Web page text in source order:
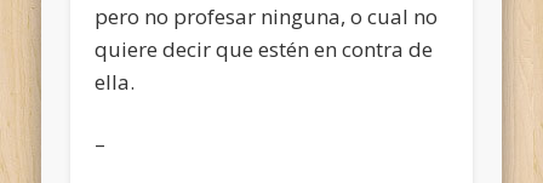
pero no profesar ninguna, o cual no
quiere decir que estén en contra de
ella.
–